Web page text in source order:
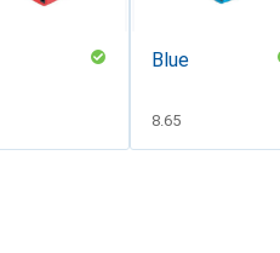
Blue
CHF
8.65